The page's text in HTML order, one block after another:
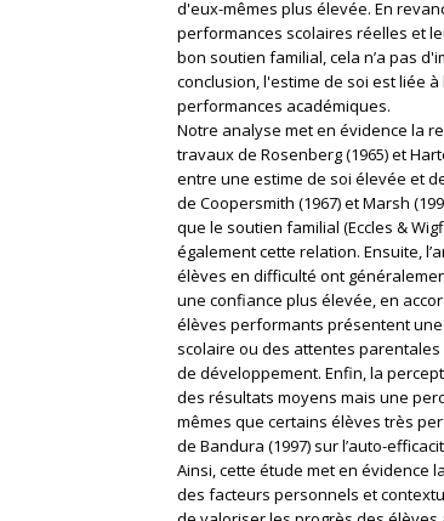
d'eux-mêmes plus élevée. En
performances scolaires réelles et
bon soutien familial, cela n’a pas
conclusion, l'estime de soi est liée
performances académiques.
Notre analyse met en évidence la
travaux de Rosenberg (1965) et
entre une estime de soi élevée et
de Coopersmith (1967) et Marsh
que le soutien familial (Eccles &
également cette relation. Ensuite,
élèves en difficulté ont
une confiance plus élevée, en
élèves performants présentent
scolaire ou des attentes parentales
de développement. Enfin, la
des résultats moyens mais une
mêmes que certains élèves très
de Bandura (1997) sur l’auto-
Ainsi, cette étude met en évidence
des facteurs personnels et